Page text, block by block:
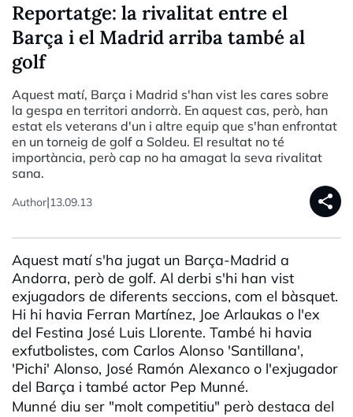
Reportatge: la rivalitat entre el
Barça i el Madrid arriba també al
golf
Aquest matí, Barça i Madrid s'han vist les cares sobre
la gespa en territori andorrà. En aquest cas, però, han
estat els veterans d'un i altre equip que s'han enfrontat
en un torneig de golf a Soldeu. El resultat no té
importància, però cap no ha amagat la seva rivalitat
sana.
Author|13.09.13 share
Aquest matí s'ha jugat un Barça-Madrid a
Andorra, però de golf. Al derbi s'hi han vist
exjugadors de diferents seccions, com el bàsquet.
Hi hi havia Ferran Martínez, Joe Arlaukas o l'ex
del Festina José Luis Llorente. També hi havia
exfutbolistes, com Carlos Alonso 'Santillana',
'Pichi' Alonso, José Ramón Alexanco o l'exjugador
del Barça i també actor Pep Munné.
Munné diu ser "molt competitiu" però destaca del